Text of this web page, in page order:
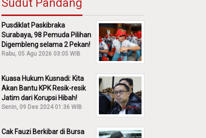
Sudut Pandang
Pusdiklat Paskibraka
Surabaya, 98 Pemuda Pilihan
Digembleng selama 2 Pekan!
Rabu, 05 Agu 2026 03:05 WIB
Kuasa Hukum Kusnadi: Kita
Akan Bantu KPK Resik-resik
Jatim dari Korupsi Hibah!
Senin, 09 Des 2024 01:36 WIB
Cak Fauzi Berkibar di Bursa